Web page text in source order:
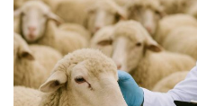
n
e
m
a